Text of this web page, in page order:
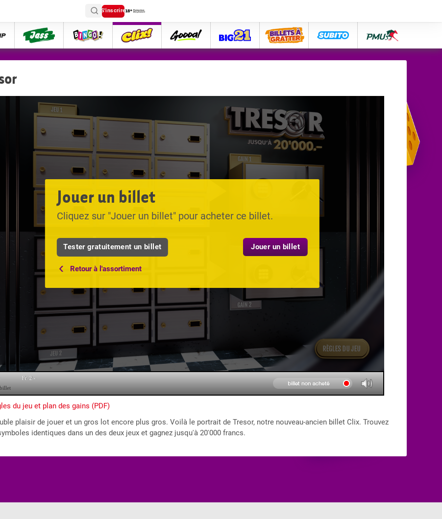
S'inscrire
Jass Bingo Clix goooal big21 lose pmu
Jouer un billet
Cliquez sur "Jouer un billet" pour acheter ce billet.
Tester gratuitement un billet Jouer un billet
Retour à l'assortiment
du jeu et plan des gains (PDF)
plaisir de jouer et un gros lot encore plus gros. Voilà le portrait de Tresor, notre nouveau-ancien billet Clix. Trouvez
identiques dans un des deux jeux et gagnez jusqu'à 20'000 francs.